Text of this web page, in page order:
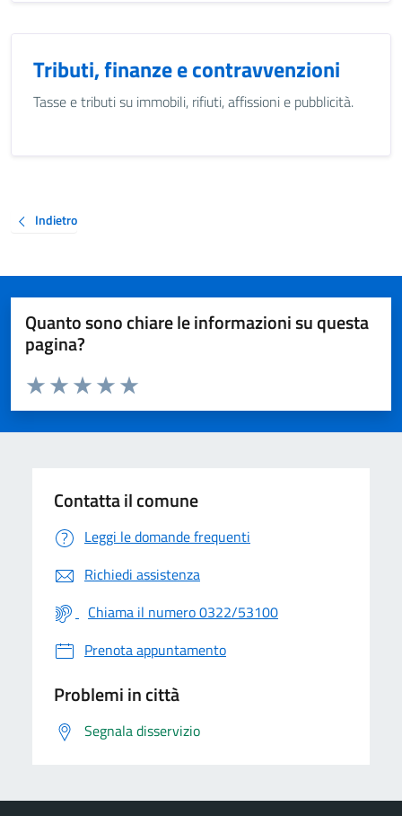
Tributi, finanze e contravvenzioni
Tasse e tributi su immobili, rifiuti, affissioni e pubblicità.
Indietro
Quanto sono chiare le informazioni su questa
pagina?
Valuta da 1 a 5 stelle la pagina
Valuta 5 stelle su 5
Valuta 4 stelle su 5
Valuta 3 stelle su 5
Valuta 2 stelle su 5
Valuta 1 stelle su 5
Contatta il comune
Leggi le domande frequenti
Richiedi assistenza
Chiama il numero 0322/53100
Prenota appuntamento
Problemi in città
Segnala disservizio